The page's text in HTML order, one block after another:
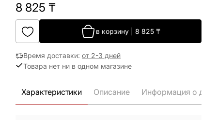
8 825 ₸
в корзину 8 825 ₸
Время доставки: от 2-3 дней
Товара нет ни в одном магазине
Характеристики Описание Информация о